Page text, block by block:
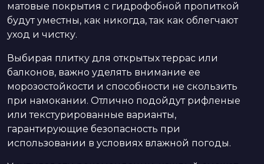
матовые покрытия с гидрофобной пропиткой
будут уместны, как никогда, так как облегчают
уход и чистку.
Выбирая плитку для открытых террас или
балконов, важно уделять внимание ее
морозостойкости и способности не скользить
при намокании. Отлично подойдут рифленые
или текстурированные варианты,
гарантирующие безопасность при
использовании в условиях влажной погоды.